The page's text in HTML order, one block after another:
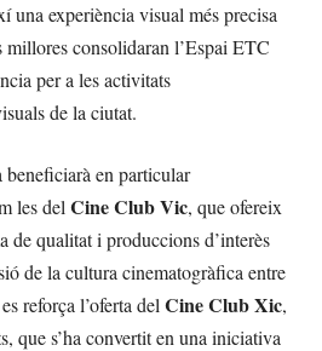
una experiència visual més precisa
millores consolidaran l’Espai ETC
per a les activitats
de la ciutat.
en particular
les del Cine Club Vic, que ofereix
de qualitat i produccions d’interès
de la cultura cinematogràfica entre
reforça l’oferta del Cine Club Xic,
que s’ha convertit en una iniciativa